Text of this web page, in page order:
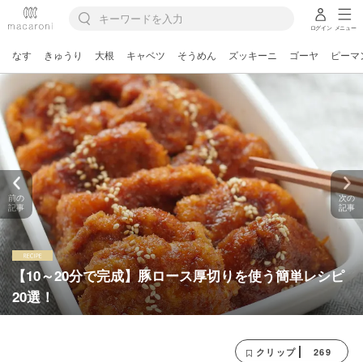
ログイン メニュー
なす きゅうり 大根 キャベツ そうめん ズッキーニ ゴーヤ ピーマ
【10～20分で完成】豚ロース厚切りを使う簡単レシピ
20選！
前の
記事
次の
記事
クリップ 269